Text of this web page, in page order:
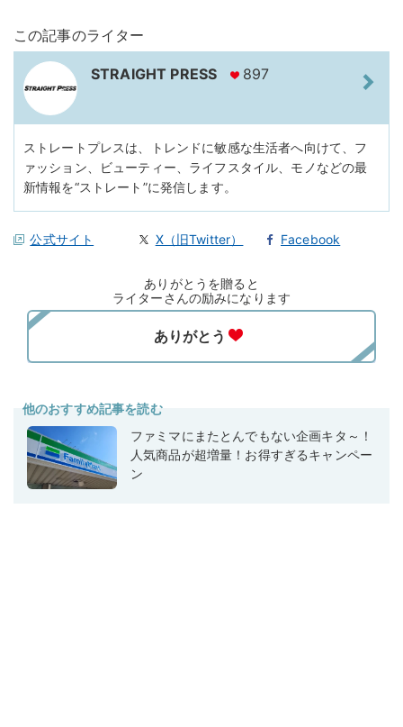
この記事のライター
STRAIGHT PRESS 897
ストレートプレスは、トレンドに敏感な生活者へ向けて、フ
ァッション、ビューティー、ライフスタイル、モノなどの最
新情報を“ストレート”に発信します。
公式サイト X（旧Twitter） Facebook
ありがとうを贈ると
ライターさんの励みになります
他のおすすめ記事を読む
ファミマにまたとんでもない企画キタ～！
人気商品が超増量！お得すぎるキャンペー
ン